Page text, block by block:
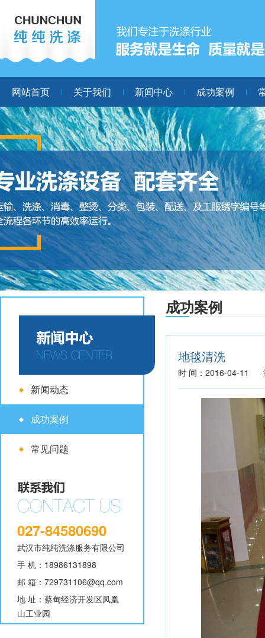
网站首页 关于我们 新闻中心 成功案例
新闻动态
成功案例
常见问题
027-84580690
武汉市纯纯洗涤服务有限公司
手 机：18986131898
邮 箱：729731106@qq.com
地 址：蔡甸经济开发区凤凰
山工业园
成功案例
地毯清洗
时 间：2016-04-11